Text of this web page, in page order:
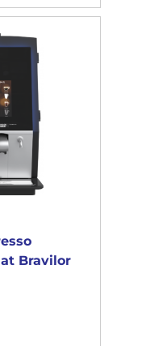
Bravilor